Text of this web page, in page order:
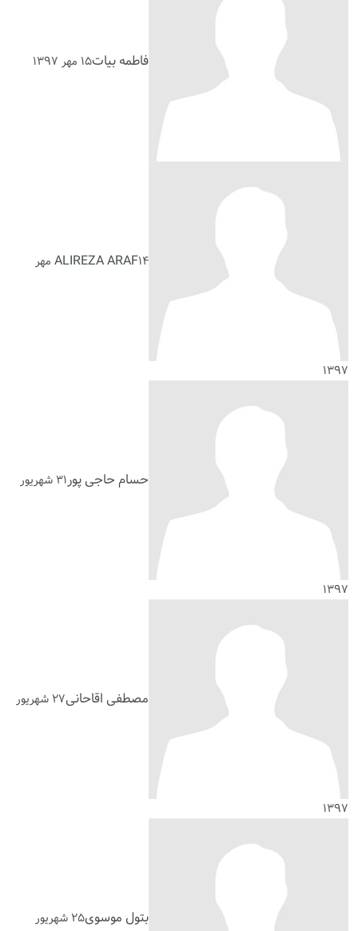
فاطمه بیات۱۵ مهر ۱۳۹۷
ALIREZA ARAF ۱۴ مهر
۱۳۹۷
حسام حاجی پور ۳۱ شهریور
۱۳۹۷
مصطفی اقاحانی ۲۷ شهریور
۱۳۹۷
بتول موسوی ۲۵ شهریور